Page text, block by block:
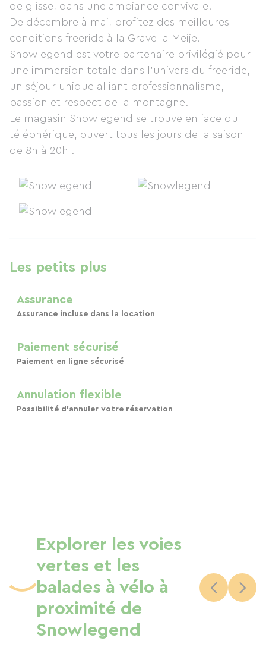
de glisse, dans une ambiance convivale.
De décembre à mai, profitez des meilleures
conditions freeride à la Grave la Meije.
Snowlegend est votre partenaire privilégié pour
une immersion totale dans l’univers du freeride,
un séjour unique alliant professionnalisme,
passion et respect de la montagne.
Le magasin Snowlegend se trouve en face du
téléphérique, ouvert tous les jours de la saison
de 8h à 20h .
Les petits plus
Assurance
Assurance incluse dans la location
Paiement sécurisé
Paiement en ligne sécurisé
Annulation flexible
Possibilité d'annuler votre réservation
Explorer les voies
vertes et les
balades à vélo à
proximité de
Snowlegend